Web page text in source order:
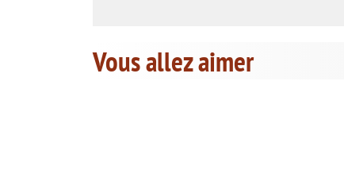
Vous allez aimer